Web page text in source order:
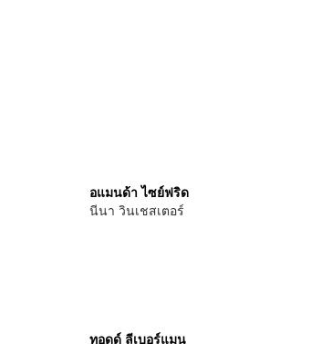
อแมนด้า ไซย์ฟริด
นีนา วินเชสเตอร์
ทอดด์ ลีเบอร์แมน